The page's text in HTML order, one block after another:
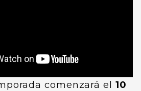
comenzará el 10